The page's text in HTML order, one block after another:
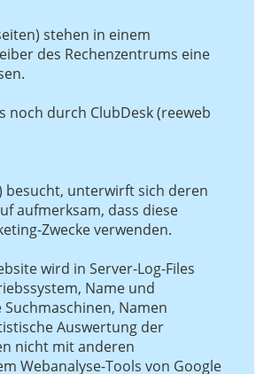
stehen in einem
des Rechenzentrums eine
noch durch ClubDesk (reeweb
besucht, unterwirft sich deren
aufmerksam, dass diese
Zwecke verwenden.
wird in Server-Log-Files
Name und
Namen
Auswertung der
nicht mit anderen
Webanalyse-Tools von Google